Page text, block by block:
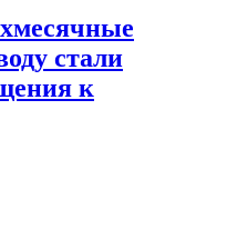
стали
к